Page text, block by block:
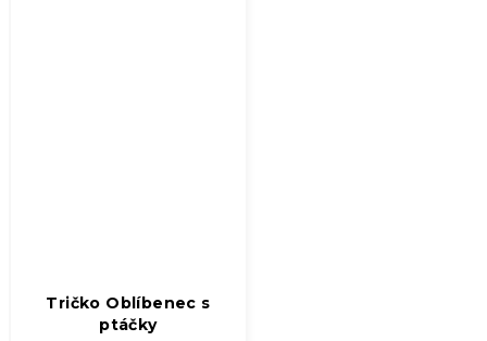
Tričko Oblíbenec s
ptáčky